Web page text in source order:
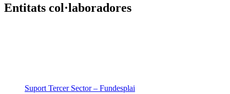
Entitats col·laboradores
Suport Tercer Sector – Fundesplai